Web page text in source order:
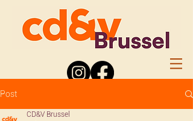
Post
CD&V Brussel